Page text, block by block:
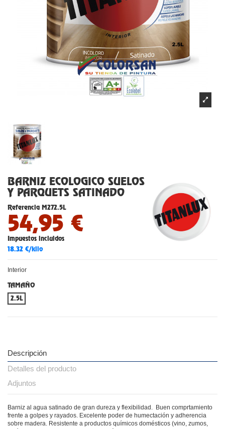
BARNIZ ECOLOGICO SUELOS
Y PARQUETS SATINADO
Referencia M272.5L
54,95 €
Impuestos incluidos
18.32 €/kilo
Interior
TAMAÑO
2.5L
Descripción
Detalles del producto
Adjuntos
Barniz al agua satinado de gran dureza y flexibilidad. Buen comprtamiento
frente a golpes y rayados. Excelente poder de humectación y adherencia
sobre madera. Resistente a productos químicos domésticos (vino, zumos,